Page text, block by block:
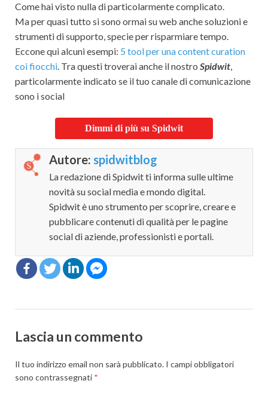
Come hai visto nulla di particolarmente complicato.
Ma per quasi tutto si sono ormai su web anche soluzioni e
strumenti di supporto, specie per risparmiare tempo.
Eccone qui alcuni esempi: 5 tool per una content curation
coi fiocchi. Tra questi troverai anche il nostro Spidwit,
particolarmente indicato se il tuo canale di comunicazione
sono i social
Dimmi di più su Spidwit
Autore: spidwitblog
La redazione di Spidwit ti informa sulle ultime
novità su social media e mondo digital.
Spidwit è uno strumento per scoprire, creare e
pubblicare contenuti di qualità per le pagine
social di aziende, professionisti e portali.
Lascia un commento
Il tuo indirizzo email non sarà pubblicato. I campi obbligatori
sono contrassegnati *